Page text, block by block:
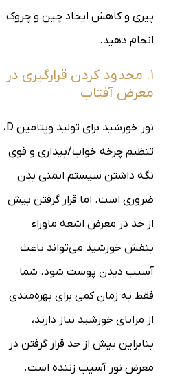
پیری و کاهش ایجاد چین و چروک
انجام دهید.
۱. محدود کردن قرارگیری در
معرض آفتاب
نور خورشید برای تولید ویتامین D،
تنظیم چرخه خواب/بیداری و قوی
نگه داشتن سیستم ایمنی بدن
ضروری است. اما قرار گرفتن بیش
از حد در معرض اشعه ماوراء
بنفش خورشید می‌تواند باعث
آسیب دیدن پوست شود. شما
فقط به زمان کمی برای بهره‌مندی
از مزایای خورشید نیاز دارید،
بنابراین بیش از حد قرار گرفتن در
معرض نور آسیب زننده است.